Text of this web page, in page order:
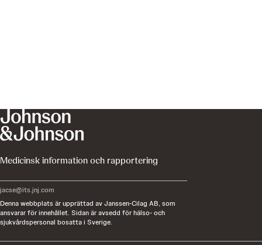
Medicinsk information och rapportering
jacse@its.jnj.com
Denna webbplats är upprättad av Janssen-Cilag AB, som
ansvarar för innehållet. Sidan är avsedd för hälso- och
sjukvårdspersonal bosatta i Sverige.